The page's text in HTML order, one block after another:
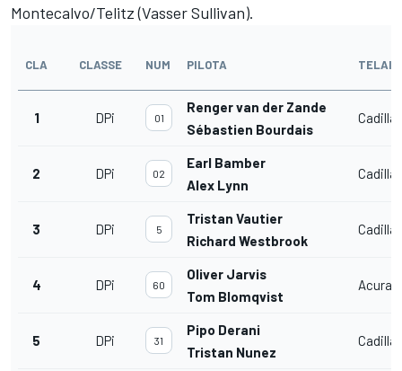
Montecalvo/Telitz (Vasser Sullivan).
CLA CLASSE NUM PILOTA TELAIO
1 DPi 01
Renger van der Zande
Sébastien Bourdais
2 DPi 02
Earl Bamber
Alex Lynn
3 DPi 5
Tristan Vautier
Richard Westbrook
4 DPi 60
Oliver Jarvis
Tom Blomqvist
Acura
5 DPi 31
Pipo Derani
Tristan Nunez